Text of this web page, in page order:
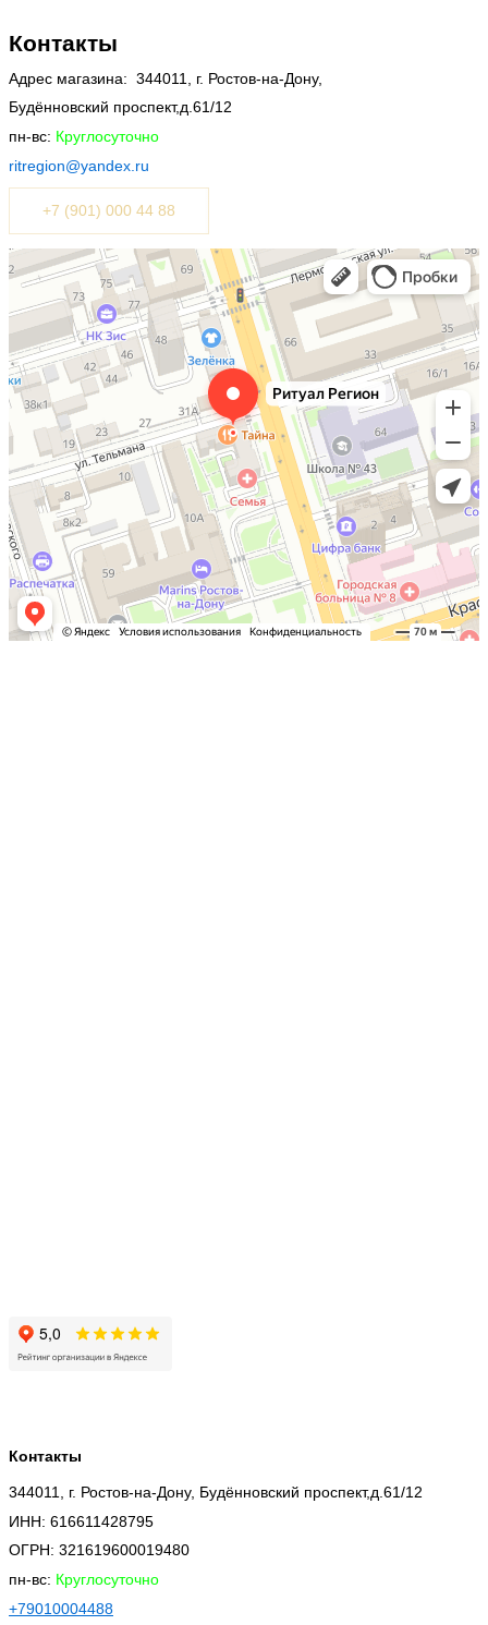
Контакты
Адрес магазина: 344011, г. Ростов-на-Дону,
Будённовский проспект,д.61/12
пн-вс: Круглосуточно
ritregion@yandex.ru
+7 (901) 000 44 88
Ритуал Регион
Ритуальные услуги в Ростове‑на‑Дону
Ритуальные принадлежности в Ростове‑на‑Дону
Контакты
344011, г. Ростов-на-Дону, Будённовский проспект,д.61/12
ИНН: 616611428795
ОГРН: 321619600019480
пн-вс: Круглосуточно
+79010004488